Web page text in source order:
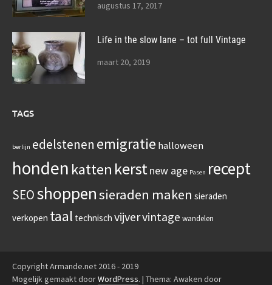
augustus 17, 2017
Life in the slow lane – tot full Vintage
maart 20, 2019
TAGS
berlijn edelstenen emigratie halloween
honden katten kerstnew age Pasen recept
SEOshoppensieraden maken sieraden
verkopen taal technisch vijvervintage wandelen
Copyright Armande.net 2016 - 2019
Mogelijk gemaakt doorWordPress. | Thema: Awaken door